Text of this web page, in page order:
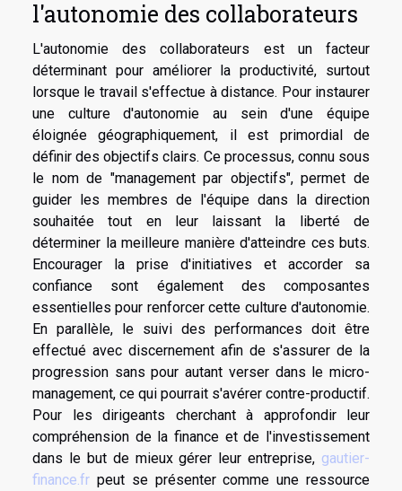
l'autonomie des collaborateurs
L'autonomie des collaborateurs est un facteur
déterminant pour améliorer la productivité, surtout
lorsque le travail s'effectue à distance. Pour instaurer
une culture d'autonomie au sein d'une équipe
éloignée géographiquement, il est primordial de
définir des objectifs clairs. Ce processus, connu sous
le nom de "management par objectifs", permet de
guider les membres de l'équipe dans la direction
souhaitée tout en leur laissant la liberté de
déterminer la meilleure manière d'atteindre ces buts.
Encourager la prise d'initiatives et accorder sa
confiance sont également des composantes
essentielles pour renforcer cette culture d'autonomie.
En parallèle, le suivi des performances doit être
effectué avec discernement afin de s'assurer de la
progression sans pour autant verser dans le micro-
management, ce qui pourrait s'avérer contre-productif.
Pour les dirigeants cherchant à approfondir leur
compréhension de la finance et de l'investissement
dans le but de mieux gérer leur entreprise, gautier-
finance.fr peut se présenter comme une ressource